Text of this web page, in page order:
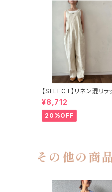
【SELECT】リネン混リラ
スサロペット
¥8,712
20%OFF
その他の商